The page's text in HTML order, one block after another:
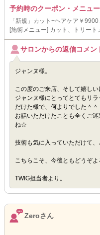
予約時のクーポン・メニュー
「新規」カット+ヘアケア￥
[施術メニュー] カット、トリート
サロンからの返信コメン
ジャンヌ様。
この度のご来店、そして嬉し
ジャンヌ様にとってとてもリ
だけた様で、何よりでした＾＾
お話いただけたことも全くご
ね☆
技術も気に入っていただけて、
こちらこそ、今後ともどうぞ
TWIG担当者より。
Zeroさん